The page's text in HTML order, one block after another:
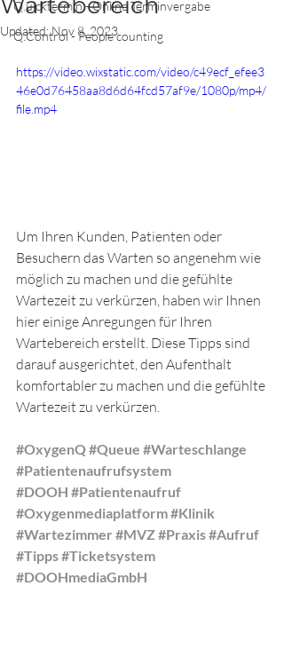
Q.uicktermin - Online Terminvergabe
Q.Control - People counting
Updated:Nov 8, 2023
https://video.wixstatic.com/video/c49ecf_efee3
46e0d76458aa8d6d64fcd57af9e/1080p/mp4/
file.mp4
Um Ihren Kunden, Patienten oder
Besuchern das Warten so angenehm wie
möglich zu machen und die gefühlte
Wartezeit zu verkürzen, haben wir Ihnen
hier einige Anregungen für Ihren
Wartebereich erstellt. Diese Tipps sind
darauf ausgerichtet, den Aufenthalt
komfortabler zu machen und die gefühlte
Wartezeit zu verkürzen.
#OxygenQ#Queue #Warteschlange
#Patientenaufrufsystem
#DOOH #Patientenaufruf
#Oxygenmediaplatform#Klinik
#Wartezimmer #MVZ#Praxis#Aufruf
#Tipps#Ticketsystem
#DOOHmediaGmbH